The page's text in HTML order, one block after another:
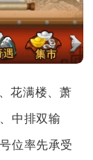
花满楼、萧
中排双输
位率先承受